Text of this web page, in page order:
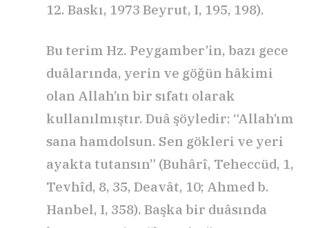
12. Baskı, 1973 Beyrut, I, 195, 198).
Bu terim Hz. Peygamber’in, bazı gece
duâlarında, yerin ve göğün hâkimi
olan Allah’ın bir sıfatı olarak
kullanılmıştır. Duâ şöyledir: “Allah’ım
sana hamdolsun. Sen gökleri ve yeri
ayakta tutansın” (Buhârî, Teheccüd, 1,
Tevhîd, 8, 35, Deavât, 10; Ahmed b.
Hanbel, I, 358). Başka bir duâsında